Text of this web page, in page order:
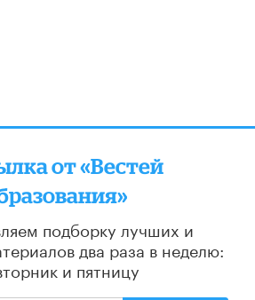
от «Вестей
подборку лучших и
два раза в неделю:
и пятницу